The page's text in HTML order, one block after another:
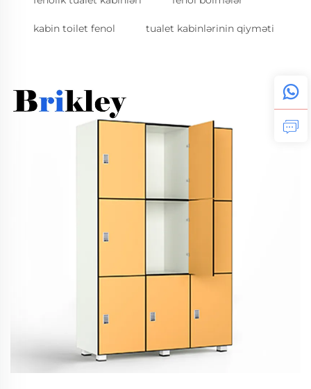
kabin toilet fenol tualet kabinlərinin qiyməti